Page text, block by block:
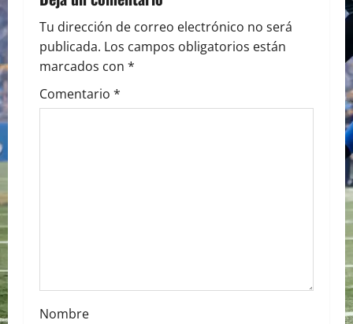
a
v
i
n
Tu dirección de correo electrónico no será
publicada. Los campos obligatorios están
marcados con *
Comentario *
Nombre